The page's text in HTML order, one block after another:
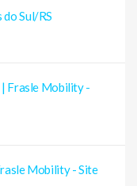
Sul/RS
Frasle Mobility -
Mobility - Site